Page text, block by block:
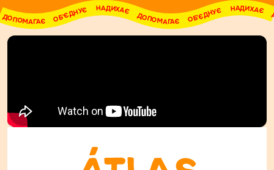
ДОПОМАГАЄ     ОБ'ЄДНУЄ     НАДИХАЄ     ДОПОМАГАЄ     ОБ'ЄДНУЄ     НАДИХАЄ     ДОПОМАГАЄ     ОБ'ЄДНУЄ     НАДИХАЄ     ДОПОМАГАЄ     ОБ'ЄДНУЄ     НАДИХАЄ     ДОПОМАГАЄ     ОБ'ЄДНУЄ     НАДИХАЄ     ДОПОМАГАЄ